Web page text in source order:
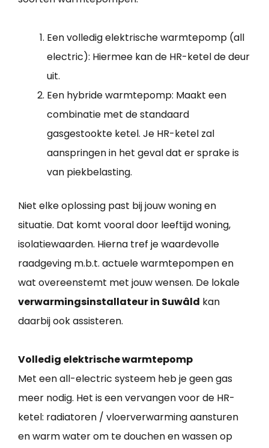
Een volledig elektrische warmtepomp (all
electric): Hiermee kan de HR-ketel de deur
uit.
Een hybride warmtepomp: Maakt een
combinatie met de standaard
gasgestookte ketel. Je HR-ketel zal
aanspringen in het geval dat er sprake is
van piekbelasting.
Niet elke oplossing past bij jouw woning en
situatie. Dat komt vooral door leeftijd woning,
isolatiewaarden. Hierna tref je waardevolle
raadgeving m.b.t. actuele warmtepompen en
wat overeenstemt met jouw wensen. De lokale
verwarmingsinstallateur in Suwâld kan
daarbij ook assisteren.
Volledig elektrische warmtepomp
Met een all-electric systeem heb je geen gas
meer nodig. Het is een vervangen voor de HR-
ketel: radiatoren / vloerverwarming aansturen
en warm water om te douchen en wassen op